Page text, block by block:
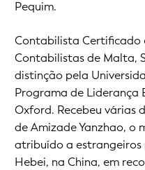
Pequim.
Contabilista Certificado
Contabilistas de Malta,
distinção pela
Programa de Liderança
Oxford. Recebeu várias
de Amizade Yanzhao,
atribuído a estrangeiros
Hebei, na China, em